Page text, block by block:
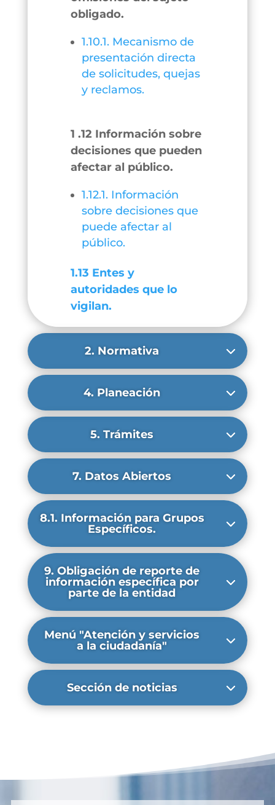
obligado.
1.10.1. Mecanismo de
presentación directa
de solicitudes, quejas
y reclamos.
1 .12 Información sobre
decisiones que pueden
afectar al público.
1.12.1. Información
sobre decisiones que
puede afectar al
público.
1.13 Entes y
autoridades que lo
vigilan.
2. Normativa
4. Planeación
5. Trámites
7. Datos Abiertos
8.1. Información para Grupos
Específicos.
9. Obligación de reporte de
información específica por
parte de la entidad
Menú "Atención y servicios
a la ciudadanía"
Sección de noticias